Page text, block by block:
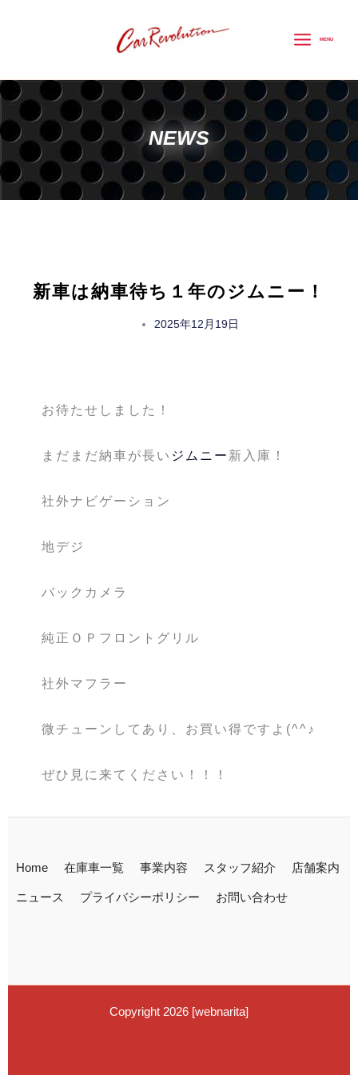
キ
プ
MENU
NEWS
新車は納車待ち１年のジムニー！
2025年12月19日
お待たせしました！
まだまだ納車が長い ジムニー 新入庫！
社外ナビゲーション
地デジ
バックカメラ
純正ＯＰフロントグリル
社外マフラー
微チューンしてあり、お買い得ですよ(^^♪
ぜひ見に来てください！！！
Home 在庫車一覧 事業内容 スタッフ紹介 店舗案内
ニュース プライバシーポリシー お問い合わせ
Copyright 2026 [webnarita]